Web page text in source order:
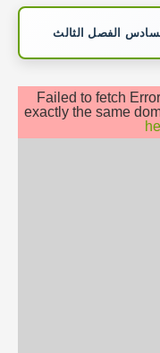
الفصل الثالث
Failed to fetch
exactly the same